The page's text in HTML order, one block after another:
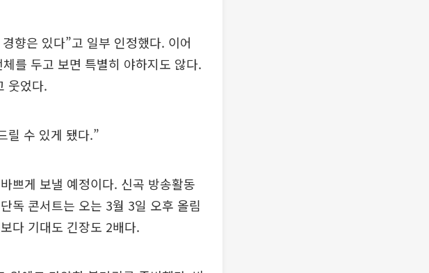
향은 있다”고 일부 인정했다. 이어
를 두고 보면 특별히 야하지도 않다.
웃었다.
릴 수 있게 됐다.”
쁘게 보낼 예정이다. 신곡 방송활동
독 콘서트는 오는 3월 3일 오후 올림
다 기대도 긴장도 2배다.